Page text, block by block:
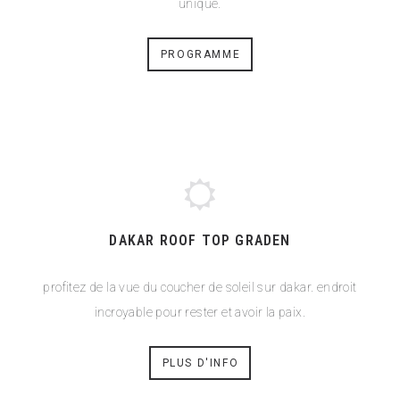
unique.
PROGRAMME
DAKAR ROOF TOP GRADEN
profitez de la vue du coucher de soleil sur dakar. endroit
incroyable pour rester et avoir la paix.
PLUS D'INFO